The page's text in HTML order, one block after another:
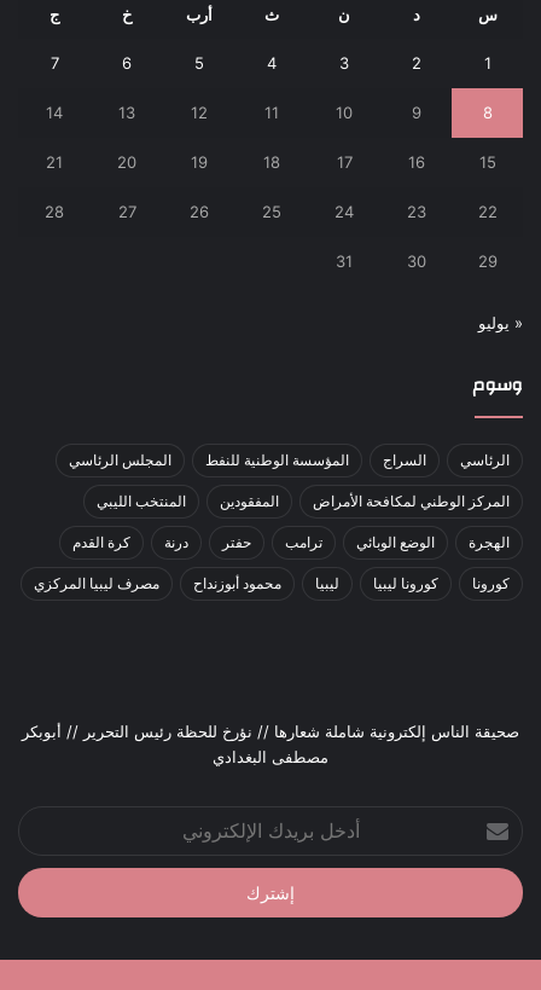
س د ن ث أرب خ ج
1
2
3
4
5
6
7
8
9
10
11
12
13
14
15
16
17
18
19
20
21
22
23
24
25
26
27
28
29
30
31
« يوليو
وسوم
الرئاسي السراج المؤسسة الوطنية للنفط المجلس الرئاسي
المركز الوطني لمكافحة الأمراض المفقودين المنتخب الليبي
الهجرة الوضع الوبائي ترامب حفتر درنة كرة القدم
كورونا كورونا ليبيا ليبيا محمود أبوزنداح مصرف ليبيا المركزي
صحيقة الناس إلكترونية شاملة شعارها // نؤرخ للحظة رئيس التحرير // أبوبكر
مصطفى البغدادي
بريدك
الإلكتروني